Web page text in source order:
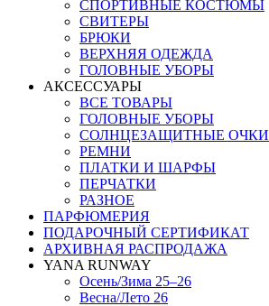
СПОРТИВНЫЕ КОСТЮМЫ
СВИТЕРЫ
БРЮКИ
ВЕРХНЯЯ ОДЕЖДА
ГОЛОВНЫЕ УБОРЫ
АКСЕССУАРЫ
ВСЕ ТОВАРЫ
ГОЛОВНЫЕ УБОРЫ
СОЛНЦЕЗАЩИТНЫЕ ОЧКИ
РЕМНИ
ПЛАТКИ И ШАРФЫ
ПЕРЧАТКИ
РАЗНОЕ
ПАРФЮМЕРИЯ
ПОДАРОЧНЫЙ СЕРТИФИКАТ
АРХИВНАЯ РАСПРОДАЖА
YANA RUNWAY
Осень/Зима 25–26
Весна/Лето 26